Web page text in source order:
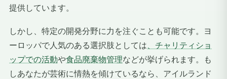
提供しています。
しかし、特定の開発分野に力を注ぐことも可能です。ヨ
ーロッパで人気のある選択肢としては 、チャリティショ
ップでの活動や食品廃棄物管理などが挙げられます。も
しあなたが芸術に情熱を傾けているなら、アイルランド